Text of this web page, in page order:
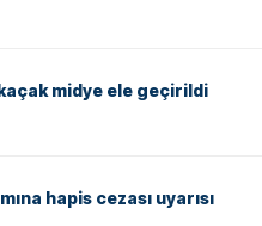
midye ele geçirildi
hapis cezası uyarısı